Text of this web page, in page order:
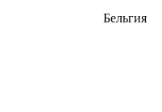
Бельгия